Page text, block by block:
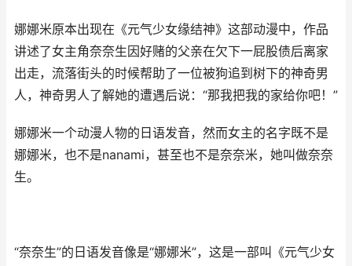
娜娜米原本出现在《元气少女缘结神》这部动漫中，作品
讲述了女主角奈奈生因好赌的父亲在欠下一屁股债后离家
出走，流落街头的时候帮助了一位被狗追到树下的神奇男
人，神奇男人了解她的遭遇后说：“那我把我的家给你吧！”
娜娜米一个动漫人物的日语发音，然而女主的名字既不是
娜娜米，也不是nanami，甚至也不是奈奈米，她叫做奈奈
生。
“奈奈生”的日语发音像是“娜娜米”，这是一部叫《元气少女